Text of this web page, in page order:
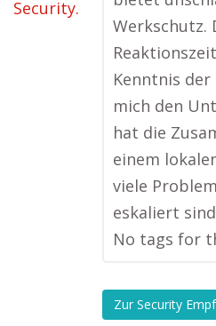
Werkschutz.
Kenntnis
mich den
hat die
einem
viele
eskaliert
No tags for
Zur Security